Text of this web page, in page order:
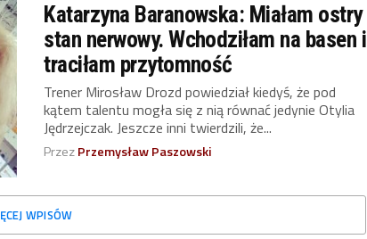
Katarzyna Baranowska: Miałam ostry
stan nerwowy. Wchodziłam na basen i
traciłam przytomność
Trener Mirosław Drozd powiedział kiedyś, że pod
kątem talentu mogła się z nią równać jedynie Otylia
Jędrzejczak. Jeszcze inni twierdzili, że...
PrzezPrzemysław Paszowski
WPISÓW